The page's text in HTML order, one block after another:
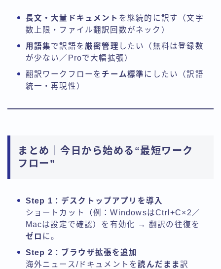
長文・大量ドキュメント を継続的に訳す（文字
数上限・ファイル翻訳回数がネック）
用語集で訳語を 厳密管理 したい（無料は登録数
が少ない／Proで大幅拡張）
翻訳ワークフローを チーム標準 にしたい（訳語
統一・再現性）
まとめ｜今日から始める“最短ワーク
フロー”
Step 1：デスクトップアプリを導入
ショートカット（例：WindowsはCtrl+C×2／
Macは設定で確認）を有効化 → 翻訳の往復を
ゼロ に。
Step 2：ブラウザ拡張を追加
海外ニュース/ドキュメントを読んだまま訳